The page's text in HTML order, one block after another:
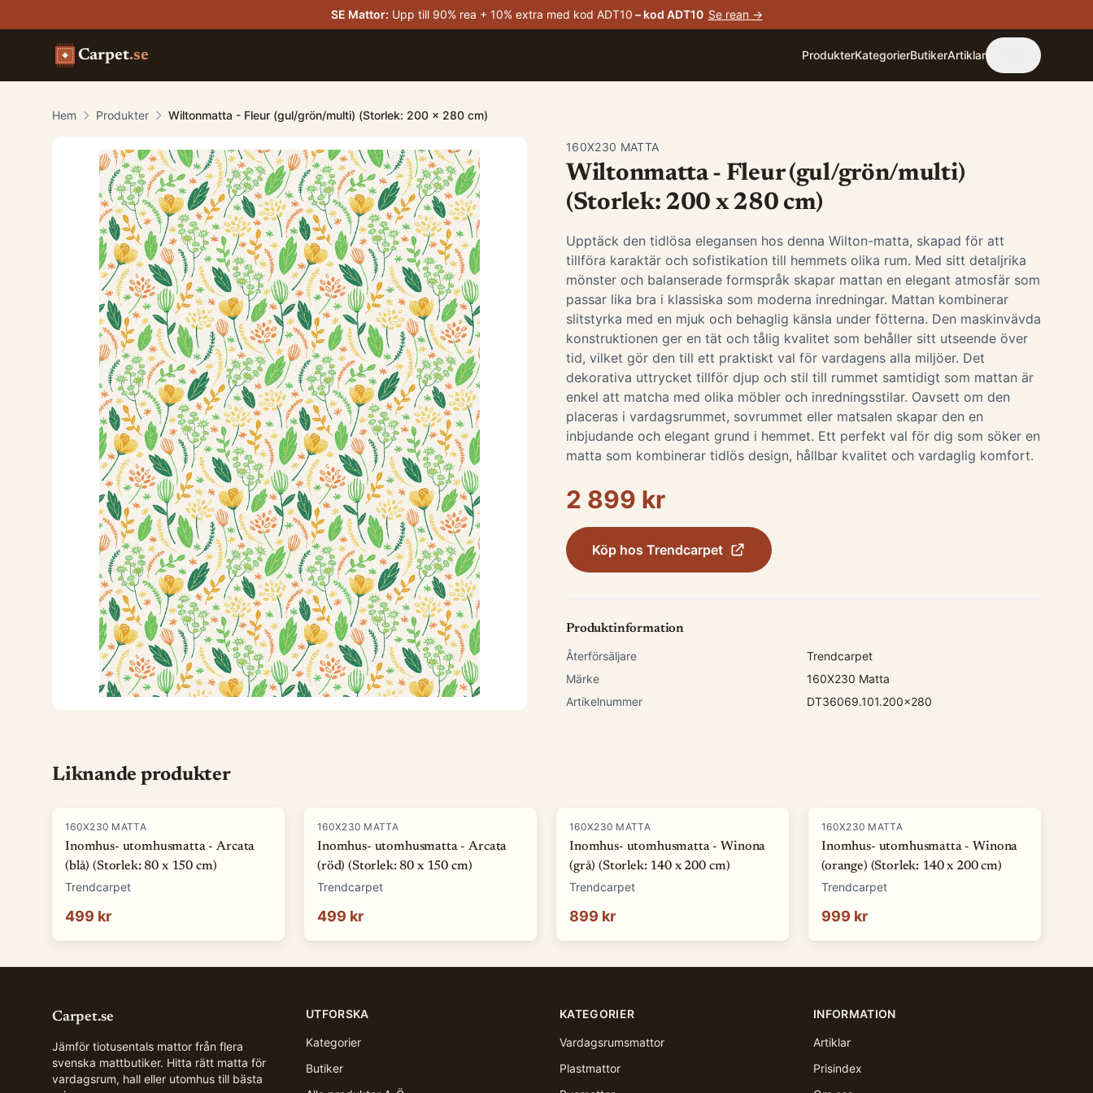
SE Mattor: Upp till 90% rea + 10% extra med kod ADT10 – kod ADT10 Se rean →
Carpet.se ProdukterKategorierButikerArtiklar
Hem Produkter Wiltonmatta - Fleur (gul/grön/multi) (Storlek: 200 x 280 cm)
160X230 MATTA
Wiltonmatta - Fleur (gul/grön/multi)
(Storlek: 200 x 280 cm)
Upptäck den tidlösa elegansen hos denna Wilton-matta, skapad för att
tillföra karaktär och sofistikation till hemmets olika rum. Med sitt detaljrika
mönster och balanserade formspråk skapar mattan en elegant atmosfär som
passar lika bra i klassiska som moderna inredningar. Mattan kombinerar
slitstyrka med en mjuk och behaglig känsla under fötterna. Den maskinvävda
konstruktionen ger en tät och tålig kvalitet som behåller sitt utseende över
tid, vilket gör den till ett praktiskt val för vardagens alla miljöer. Det
dekorativa uttrycket tillför djup och stil till rummet samtidigt som mattan är
enkel att matcha med olika möbler och inredningsstilar. Oavsett om den
placeras i vardagsrummet, sovrummet eller matsalen skapar den en
inbjudande och elegant grund i hemmet. Ett perfekt val för dig som söker en
matta som kombinerar tidlös design, hållbar kvalitet och vardaglig komfort.
2 899 kr
Köp hos Trendcarpet
Produktinformation
Återförsäljare
Trendcarpet
Märke
160X230 Matta
Artikelnummer
DT36069.101.200x280
Liknande produkter
160X230 MATTA
Inomhus- utomhusmatta - Arcata
(blå) (Storlek: 80 x 150 cm)
Trendcarpet
499 kr
160X230 MATTA
Inomhus- utomhusmatta - Arcata
(röd) (Storlek: 80 x 150 cm)
Trendcarpet
499 kr
160X230 MATTA
Inomhus- utomhusmatta - Winona
(grå) (Storlek: 140 x 200 cm)
Trendcarpet
899 kr
160X230 MATTA
Inomhus- utomhusmatta - Winona
(orange) (Storlek: 140 x 200 cm)
Trendcarpet
999 kr
Carpet.se
Jämför tiotusentals mattor från flera
svenska mattbutiker. Hitta rätt matta för
vardagsrum, hall eller utomhus till bästa
UTFORSKA
Kategorier
Butiker
KATEGORIER
Vardagsrumsmattor
Plastmattor
INFORMATION
Artiklar
Prisindex